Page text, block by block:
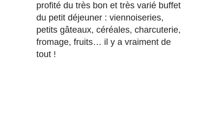
profité du très bon et très varié buffet
du petit déjeuner : viennoiseries,
petits gâteaux, céréales, charcuterie,
fromage, fruits… il y a vraiment de
tout !